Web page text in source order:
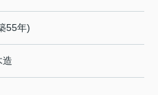
55年)
造